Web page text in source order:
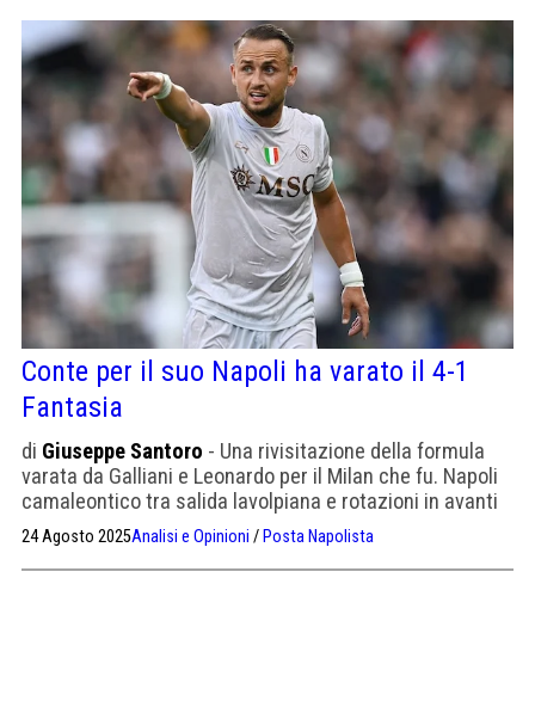
Conte per il suo Napoli ha varato il 4-1
Fantasia
di Giuseppe Santoro - Una rivisitazione della formula
varata da Galliani e Leonardo per il Milan che fu. Napoli
camaleontico tra salida lavolpiana e rotazioni in avanti
24 Agosto 2025Analisi e Opinioni / Posta Napolista